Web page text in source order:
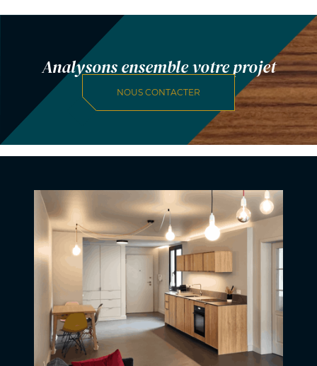
Analysons ensemble votre projet
NOUS CONTACTER